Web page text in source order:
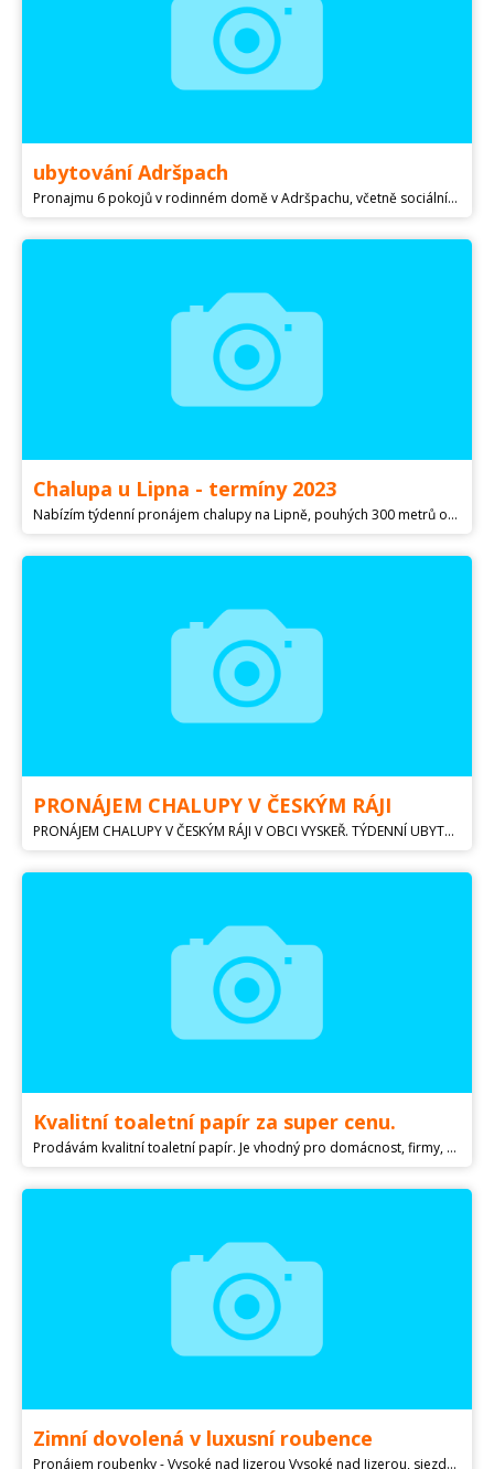
ubytování Adršpach
Pronajmu 6 pokojů v rodinném domě v Adršpachu, včetně sociálního zařízení a plně vybavené kuchyně na každém pokoji, možnost využití zahrady s posezením a grilem, parkování v ceně, více info na
Chalupa u Lipna - termíny 2023
Nabízím týdenní pronájem chalupy na Lipně, pouhých 300 metrů od jezera. Ideální pro rodinu s dětmi (max 6 osob). Klidné místo, bez wifi, nedaleko turistického vyžití. Více info na obrázku, pište si o termín
PRONÁJEM CHALUPY V ČESKÝM RÁJI
PRONÁJEM CHALUPY V ČESKÝM RÁJI V OBCI VYSKEŘ. TÝDENNÍ UBYTOVÁNÍ V SEZONĚ SOBOTA - SOBOTA. MNOHO HISTORICKÝCH PAMÁTEK, HRADŮ, ZÁMKŮ, SKALNÍCH MĚST, RYBNÍKŮ. KAPACITA 4 OSOBY. CENA 9000,- KČ / TÝDEN. V PŘÍPADĚ ZÁJMU ZAŠLU DALŠÍ INFO. stanislav.slapak@
Kvalitní toaletní papír za super cenu.
Prodávám kvalitní toaletní papír. Je vhodný pro domácnost, firmy, hotely, penziony, školy/ školky, senior domy a ostatní. Bezkonkurenční cena. 100% celulóza, návin 16m Jsme schopni zaslat přes Zásilkovnu případně zajistíme dopravu. Kupte dvě palety a máte doprava zdarma !!!. Více na
Zimní dovolená v luxusní roubence
Pronájem roubenky - Vysoké nad Jizerou Vysoké nad Jizerou, sjezdovky Šachty, Větrov Cena 30.000,- Kč je vždy za 1 týden od 18.2.2023 Pronajměte si 3 podlažní roubenku pouze pro Vaši rodinu a přátele Kapacita roubenky je 10 - 12 osob K dispozici 4 ložnice, 3 WC a 2 koupelny Čtyřnozí miláčkové za mírný příplatek Plně vybavená kuchyně Společenská místnost s krbovými kamny Centrální plynové vytápění WIFI a TV Roubenka je nekuřácká, balkon ano Garáž pro Vaše lyžařské vybavení Parkování před domem zajištěno. Do 250 m od roubenky se nachází: - 2x poma a kotva - 2x Dětské vleky a školička pro nejmenší - Běžkařský ráj - Půjčovna sněžných skútrů a lyžařského vybavení - Bobová sjezdovka Volejte , nebo stanhor58@ Jméno: Stanislav Horák Telefon: 775422 E-mail: stanhor58@ Cena: 30.000